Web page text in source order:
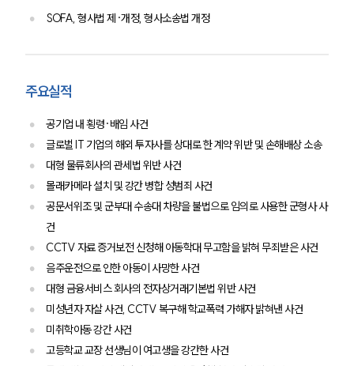
법률 블로그
법률서식
대륜법률상담예약
SOFA, 형사법 제·개정, 형사소송법 개정
주요실적
공기업 내 횡령·배임 사건
글로벌 IT 기업의 해외 투자사를 상대로 한 계약 위반 및 손해배상 소송
대형 물류회사의 관세법 위반 사건
몰래카메라 설치 및 강간 병합 성범죄 사건
공문서위조 및 군부대 수송대 차량을 불법으로 임의로 사용한 군형사 사
건
CCTV 자료 증거보전 신청해 아동학대 무고함을 밝혀 무죄받은 사건
음주운전으로 인한 아동이 사망한 사건
대형 금융서비스 회사의 전자상거래기본법 위반 사건
미성년자 자살 사건, CCTV 복구해 학교폭력 가해자 밝혀낸 사건
미취학아동 강간 사건
고등학교 교장 선생님이 여고생을 강간한 사건